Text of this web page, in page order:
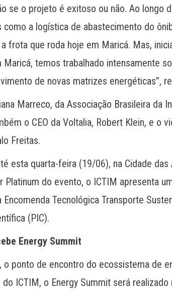
se o projeto é exitoso ou não. Ao longo
como a logística de abastecimento do
frota que roda hoje em Maricá. Mas,
temos trabalhado intensamente
de novas matrizes energéticas”,
Marreco, da Associação Brasileira da
o CEO da Voltalia, Robert Klein, e o
Freitas.
esta quarta-feira (19/06), na Cidade das
Platinum do evento, o ICTIM apresenta
Tecnológica Transporte
(PIC).
Energy Summit
ponto de encontro do ecossistema de
ICTIM, o Energy Summit será realizado